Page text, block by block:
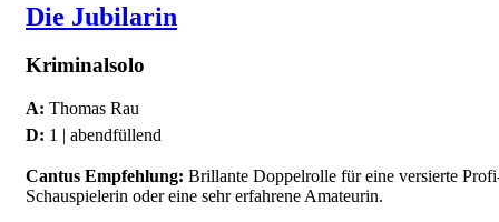
Die Jubilarin
Kriminalsolo
A: Thomas Rau
D: 1 | abendfüllend
Cantus Empfehlung: Brillante Doppelrolle für eine versierte
Schauspielerin oder eine sehr erfahrene Amateurin.